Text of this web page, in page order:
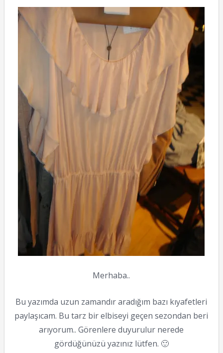
Merhaba..
Bu yazımda uzun zamandır aradığım bazı kıyafetleri
paylaşıcam. Bu tarz bir elbiseyi geçen sezondan beri
arıyorum.. Görenlere duyurulur nerede
gördüğünüzü yazınız lütfen. 🙂